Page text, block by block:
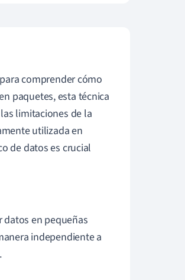
comprender cómo
paquetes, esta técnica
limitaciones de la
utilizada en
de datos es crucial
en pequeñas
independiente a